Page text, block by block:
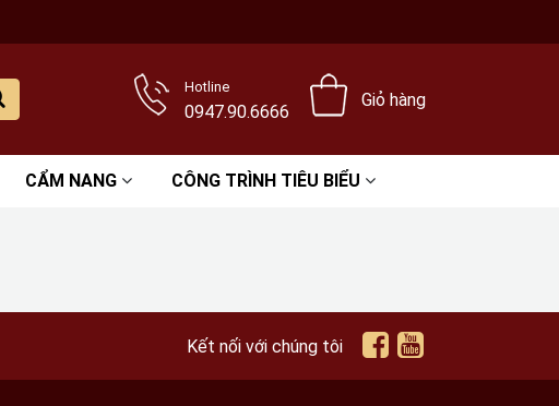
Hotline
0947.90.6666
Giỏ hàng
CẨM NANG CÔNG TRÌNH TIÊU BIỂU
Kết nối với chúng tôi